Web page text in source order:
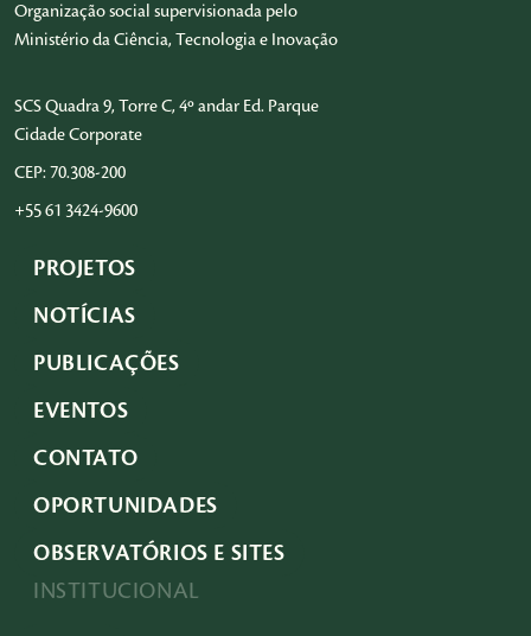
Organização social supervisionada pelo
Ministério da Ciência, Tecnologia e Inovação
SCS Quadra 9, Torre C, 4º andar Ed. Parque
Cidade Corporate
CEP: 70.308-200
+55 61 3424-9600
PROJETOS
NOTÍCIAS
PUBLICAÇÕES
EVENTOS
CONTATO
OPORTUNIDADES
OBSERVATÓRIOS E SITES
INSTITUCIONAL